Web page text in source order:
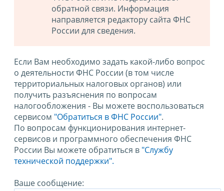
обратной связи. Информация
направляется редактору сайта ФНС
России для сведения.
Если Вам необходимо задать какой-либо вопрос
о деятельности ФНС России (в том числе
территориальных налоговых органов) или
получить разъяснения по вопросам
налогообложения - Вы можете воспользоваться
сервисом "Обратиться в ФНС России".
По вопросам функционирования интернет-
сервисов и программного обеспечения ФНС
России Вы можете обратиться в "Службу
технической поддержки".
Ваше сообщение: